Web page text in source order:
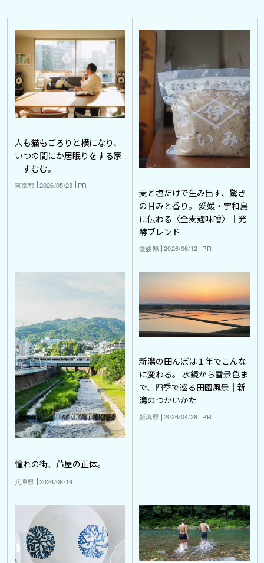
人も猫もごろりと横になり、
いつの間にか居眠りをする家
｜すむむ。
東京都 2026/05/23 PR
麦と塩だけで生み出す、驚き
の甘みと香り。 愛媛・宇和島
に伝わる〈全麦麹味噌〉｜発
酵ブレンド
愛媛県 2026/06/12 PR
憧れの街、芦屋の正体。
兵庫県 2026/06/19
新潟の田んぼは１年でこんな
に変わる。 水鏡から雪景色ま
で、四季で巡る田園風景｜新
潟のつかいかた
新潟県 2026/04/28 PR